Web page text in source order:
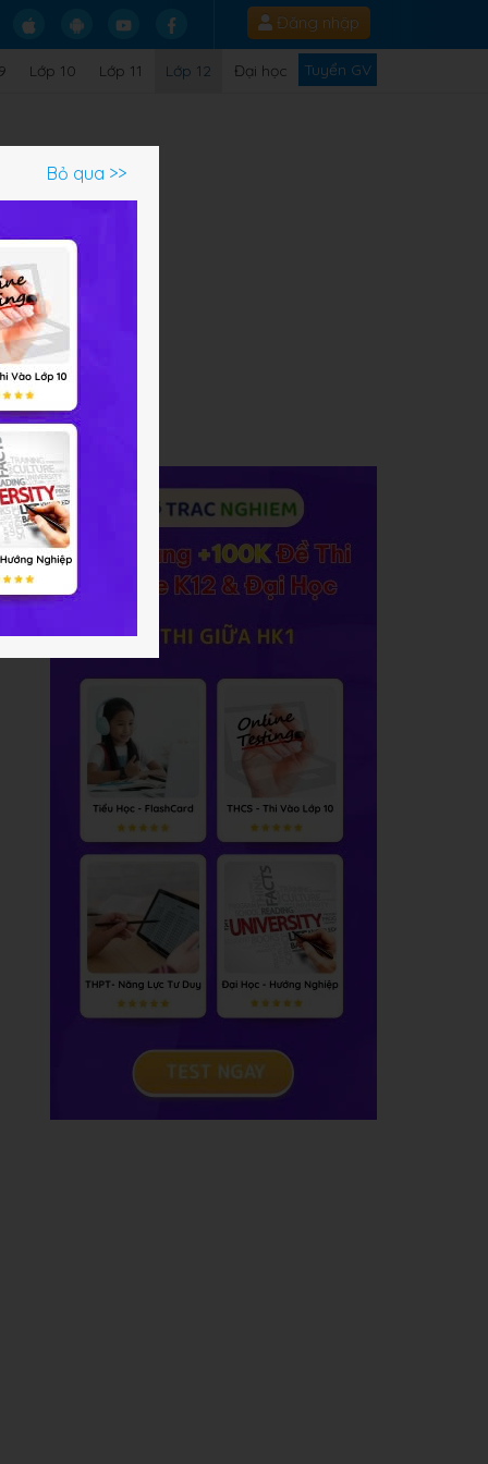
Đăng nhập
Lớp 10 Lớp 11 Lớp 12 Đại học Tuyển GV
Bỏ qua >>